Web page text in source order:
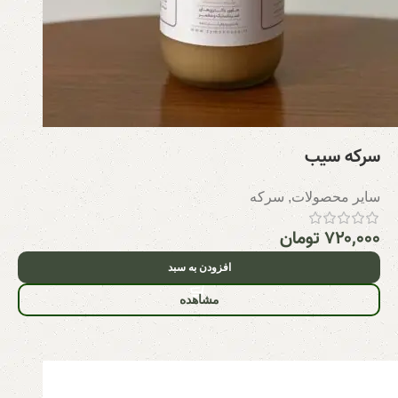
سرکه سیب
سایر محصولات,سرکه
۷۲۰,۰۰۰تومان
افزودن به سبد
مشاهده